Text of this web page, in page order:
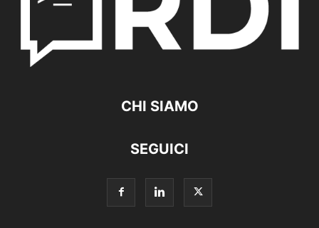
CHI SIAMO
SEGUICI